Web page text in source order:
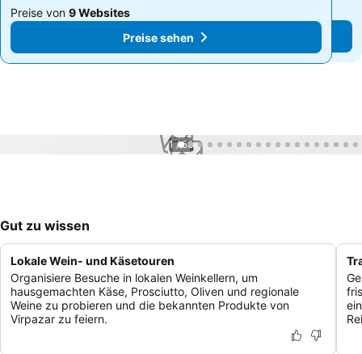
Preise von 9 Websites
Preise sehen
Preise von 9 Websites
Preise sehen
1 / 58
Gut zu wissen
Lokale Wein- und Käsetouren
Organisiere Besuche in lokalen Weinkellern, um
hausgemachten Käse, Prosciutto, Oliven und regionale
Weine zu probieren und die bekannten Produkte von
Virpazar zu feiern.